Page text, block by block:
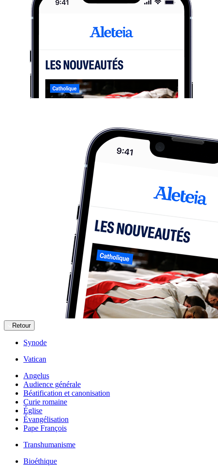
Retour
Synode
Vatican
Angelus
Audience générale
Béatification et canonisation
Curie romaine
Église
Évangélisation
Pape François
Transhumanisme
Bioéthique